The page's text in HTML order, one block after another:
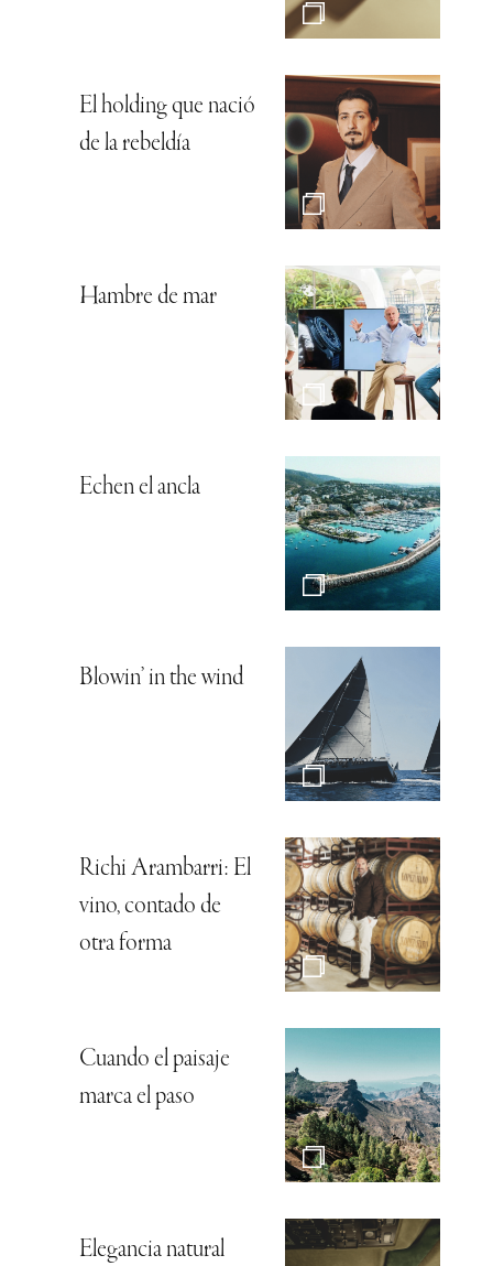
El holding que nació
de la rebeldía
Hambre de mar
Echen el ancla
Blowin’ in the wind
Richi Arambarri: El
vino, contado de
otra forma
Cuando el paisaje
marca el paso
Elegancia natural